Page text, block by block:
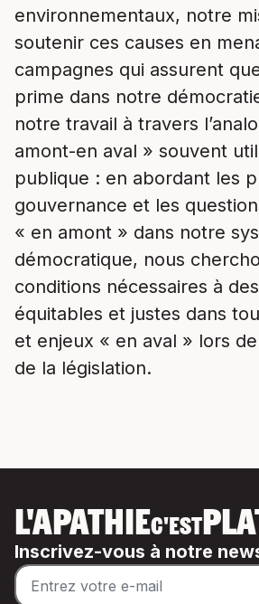
environnementaux, notre
soutenir ces causes en
campagnes qui assurent
prime dans notre
notre travail à travers
amont-en aval » souvent
publique : en abordant les
gouvernance et les
« en amont » dans notre
démocratique, nous
conditions nécessaires à
équitables et justes dans
et enjeux « en aval » lors de
de la législation.
L'APATHIEC'EST
Inscrivez-vous à notre